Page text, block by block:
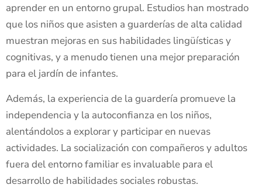
aprender en un entorno grupal. Estudios han mostrado
que los niños que asisten a guarderías de alta calidad
muestran mejoras en sus habilidades lingüísticas y
cognitivas, y a menudo tienen una mejor preparación
para el jardín de infantes.
Además, la experiencia de la guardería promueve la
independencia y la autoconfianza en los niños,
alentándolos a explorar y participar en nuevas
actividades. La socialización con compañeros y adultos
fuera del entorno familiar es invaluable para el
desarrollo de habilidades sociales robustas.